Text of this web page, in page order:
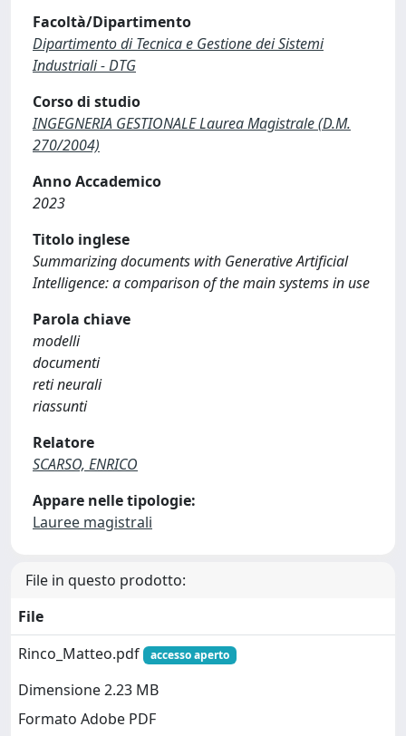
Facoltà/Dipartimento
Dipartimento di Tecnica e Gestione dei Sistemi
Industriali - DTG
Corso di studio
INGEGNERIA GESTIONALE Laurea Magistrale (D.M.
270/2004)
Anno Accademico
2023
Titolo inglese
Summarizing documents with Generative Artificial
Intelligence: a comparison of the main systems in use
Parola chiave
modelli
documenti
reti neurali
riassunti
Relatore
SCARSO, ENRICO
Appare nelle tipologie:
Lauree magistrali
File in questo prodotto:
File
Rinco_Matteo.pdf
accesso aperto
Dimensione 2.23 MB
Formato Adobe PDF